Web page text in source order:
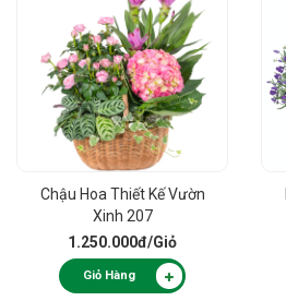
Chậu Hoa Thiết Kế Vườn
Xinh 207
1.250.000đ/Giỏ
Giỏ Hàng